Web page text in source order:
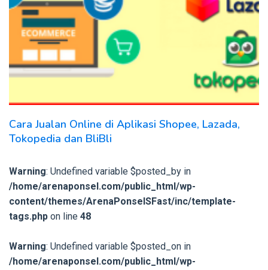
Cara Jualan Online di Aplikasi Shopee, Lazada,
Tokopedia dan BliBli
Warning: Undefined variable $posted_by in
/home/arenaponsel.com/public_html/wp-
content/themes/ArenaPonselSFast/inc/template-
tags.php on line 48
Warning: Undefined variable $posted_on in
/home/arenaponsel.com/public_html/wp-